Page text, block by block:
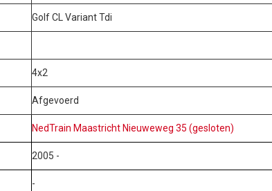
Golf CL Variant Tdi
4x2
Afgevoerd
NedTrain Maastricht Nieuweweg 35 (gesloten)
2005 -
-